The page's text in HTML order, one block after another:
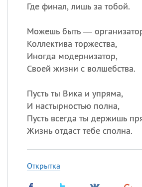
Где финал, лишь за тобой.
Можешь быть —
Коллектива торжества,
Иногда модернизатор,
Своей жизни с волшебства.
Пусть ты Вика и упряма,
И настырностью полна,
Пусть всегда ты держишь
Жизнь отдаст тебе сполна.
Открытка